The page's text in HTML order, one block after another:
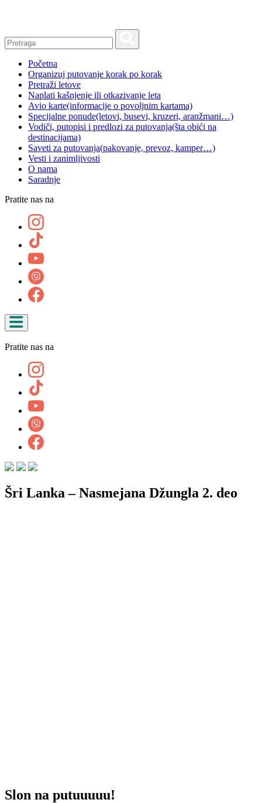
Početna
Organizuj putovanje korak po korak
Pretraži letove
Naplati kašnjenje ili otkazivanje leta
Avio karte(informacije o povoljnim kartama)
Specijalne ponude(letovi, busevi, kruzeri, aranžmani…)
Vodiči, putopisi i predlozi za putovanja(šta obići na
destinacijama)
Saveti za putovanja(pakovanje, prevoz, kamper…)
Vesti i zanimljivosti
O nama
Saradnje
Pratite nas na
Pratite nas na
Šri Lanka – Nasmejana Džungla 2. deo
Slon na putuuuuu!